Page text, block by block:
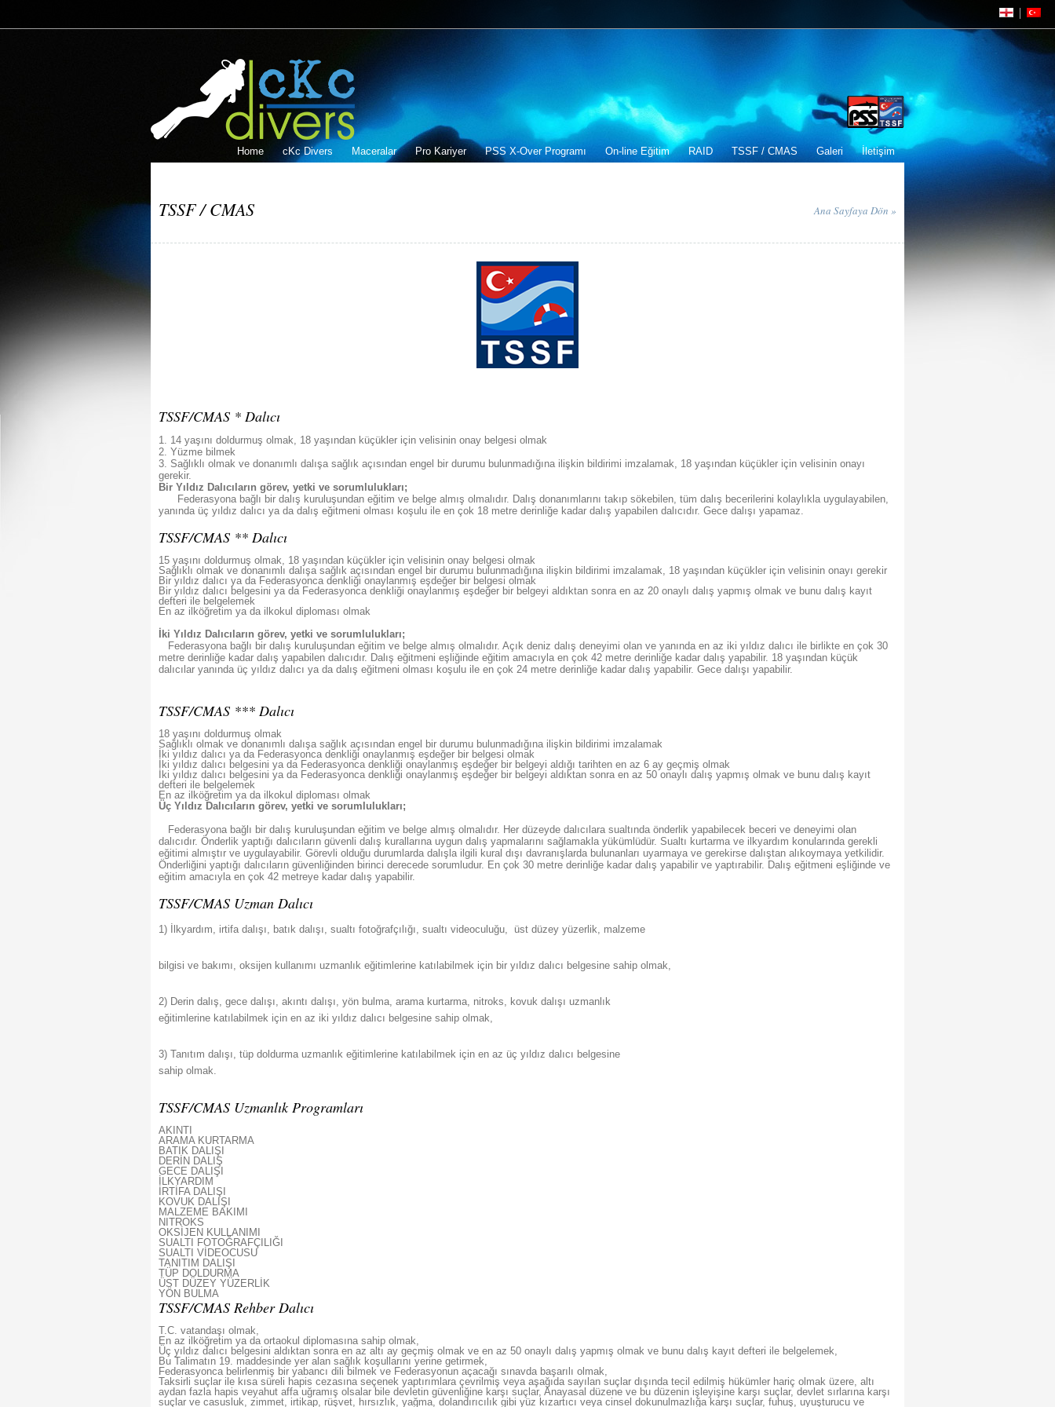
Home cKc Divers Maceralar Pro Kariyer PSS X-Over Programı On-line Eğitim RAID TSSF / CMAS Galeri İletişim
TSSF / CMAS Ana Sayfaya Dön »
TSSF/CMAS * Dalıcı
1. 14 yaşını doldurmuş olmak, 18 yaşından küçükler için velisinin onay belgesi olmak
2. Yüzme bilmek
3. Sağlıklı olmak ve donanımlı dalışa sağlık açısından engel bir durumu bulunmadığına ilişkin bildirimi imzalamak, 18 yaşından küçükler için velisinin onayı
gerekir.
Bir Yıldız Dalıcıların görev, yetki ve sorumlulukları;
Federasyona bağlı bir dalış kuruluşundan eğitim ve belge almış olmalıdır. Dalış donanımlarını takıp sökebilen, tüm dalış becerilerini kolaylıkla uygulayabilen,
yanında üç yıldız dalıcı ya da dalış eğitmeni olması koşulu ile en çok 18 metre derinliğe kadar dalış yapabilen dalıcıdır. Gece dalışı yapamaz.
TSSF/CMAS ** Dalıcı
15 yaşını doldurmuş olmak, 18 yaşından küçükler için velisinin onay belgesi olmak
Sağlıklı olmak ve donanımlı dalışa sağlık açısından engel bir durumu bulunmadığına ilişkin bildirimi imzalamak, 18 yaşından küçükler için velisinin onayı gerekir
Bir yıldız dalıcı ya da Federasyonca denkliği onaylanmış eşdeğer bir belgesi olmak
Bir yıldız dalıcı belgesini ya da Federasyonca denkliği onaylanmış eşdeğer bir belgeyi aldıktan sonra en az 20 onaylı dalış yapmış olmak ve bunu dalış kayıt
defteri ile belgelemek
En az ilköğretim ya da ilkokul diploması olmak
İki Yıldız Dalıcıların görev, yetki ve sorumlulukları;
Federasyona bağlı bir dalış kuruluşundan eğitim ve belge almış olmalıdır. Açık deniz dalış deneyimi olan ve yanında en az iki yıldız dalıcı ile birlikte en çok 30
metre derinliğe kadar dalış yapabilen dalıcıdır. Dalış eğitmeni eşliğinde eğitim amacıyla en çok 42 metre derinliğe kadar dalış yapabilir. 18 yaşından küçük
dalıcılar yanında üç yıldız dalıcı ya da dalış eğitmeni olması koşulu ile en çok 24 metre derinliğe kadar dalış yapabilir. Gece dalışı yapabilir.
TSSF/CMAS *** Dalıcı
18 yaşını doldurmuş olmak
Sağlıklı olmak ve donanımlı dalışa sağlık açısından engel bir durumu bulunmadığına ilişkin bildirimi imzalamak
İki yıldız dalıcı ya da Federasyonca denkliği onaylanmış eşdeğer bir belgesi olmak
İki yıldız dalıcı belgesini ya da Federasyonca denkliği onaylanmış eşdeğer bir belgeyi aldığı tarihten en az 6 ay geçmiş olmak
İki yıldız dalıcı belgesini ya da Federasyonca denkliği onaylanmış eşdeğer bir belgeyi aldıktan sonra en az 50 onaylı dalış yapmış olmak ve bunu dalış kayıt
defteri ile belgelemek
En az ilköğretim ya da ilkokul diploması olmak
Üç Yıldız Dalıcıların görev, yetki ve sorumlulukları;
Federasyona bağlı bir dalış kuruluşundan eğitim ve belge almış olmalıdır. Her düzeyde dalıcılara sualtında önderlik yapabilecek beceri ve deneyimi olan
dalıcıdır. Önderlik yaptığı dalıcıların güvenli dalış kurallarına uygun dalış yapmalarını sağlamakla yükümlüdür. Sualtı kurtarma ve ilkyardım konularında gerekli
eğitimi almıştır ve uygulayabilir. Görevli olduğu durumlarda dalışla ilgili kural dışı davranışlarda bulunanları uyarmaya ve gerekirse dalıştan alıkoymaya yetkilidir.
Önderliğini yaptığı dalıcıların güvenliğinden birinci derecede sorumludur. En çok 30 metre derinliğe kadar dalış yapabilir ve yaptırabilir. Dalış eğitmeni eşliğinde ve
eğitim amacıyla en çok 42 metreye kadar dalış yapabilir.
TSSF/CMAS Uzman Dalıcı
1) İlkyardım, irtifa dalışı, batık dalışı, sualtı fotoğrafçılığı, sualtı videoculuğu, üst düzey yüzerlik, malzeme
bilgisi ve bakımı, oksijen kullanımı uzmanlık eğitimlerine katılabilmek için bir yıldız dalıcı belgesine sahip olmak,
2) Derin dalış, gece dalışı, akıntı dalışı, yön bulma, arama kurtarma, nitroks, kovuk dalışı uzmanlık
eğitimlerine katılabilmek için en az iki yıldız dalıcı belgesine sahip olmak,
3) Tanıtım dalışı, tüp doldurma uzmanlık eğitimlerine katılabilmek için en az üç yıldız dalıcı belgesine
sahip olmak.
TSSF/CMAS Uzmanlık Programları
AKINTI
ARAMA KURTARMA
BATIK DALIŞI
DERİN DALIŞ
GECE DALIŞI
İLKYARDIM
İRTİFA DALIŞI
KOVUK DALIŞI
MALZEME BAKIMI
NITROKS
OKSİJEN KULLANIMI
SUALTI FOTOĞRAFÇILIĞI
SUALTI VİDEOCUSU
TANITIM DALIŞI
TÜP DOLDURMA
ÜST DÜZEY YÜZERLİK
YÖN BULMA
TSSF/CMAS Rehber Dalıcı
T.C. vatandaşı olmak,
En az ilköğretim ya da ortaokul diplomasına sahip olmak,
Üç yıldız dalıcı belgesini aldıktan sonra en az altı ay geçmiş olmak ve en az 50 onaylı dalış yapmış olmak ve bunu dalış kayıt defteri ile belgelemek,
Bu Talimatın 19. maddesinde yer alan sağlık koşullarını yerine getirmek,
Federasyonca belirlenmiş bir yabancı dili bilmek ve Federasyonun açacağı sınavda başarılı olmak,
Taksirli suçlar ile kısa süreli hapis cezasına seçenek yaptırımlara çevrilmiş veya aşağıda sayılan suçlar dışında tecil edilmiş hükümler hariç olmak üzere, altı
aydan fazla hapis veyahut affa uğramış olsalar bile devletin güvenliğine karşı suçlar, Anayasal düzene ve bu düzenin işleyişine karşı suçlar, devlet sırlarına karşı
suçlar ve casusluk, zimmet, irtikap, rüşvet, hırsızlık, yağma, dolandırıcılık gibi yüz kızartıcı veya cinsel dokunulmazlığa karşı suçlar, fuhuş, uyuşturucu ve